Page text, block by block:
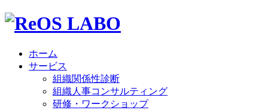
ホーム
サービス
組織関係性診断
組織人事コンサルティング
研修・ワークショップ